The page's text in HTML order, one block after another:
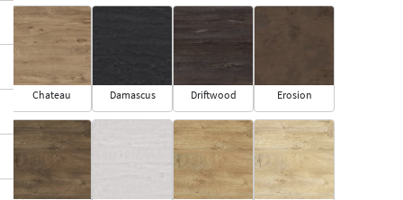
Chateau Damascus Driftwood Erosion